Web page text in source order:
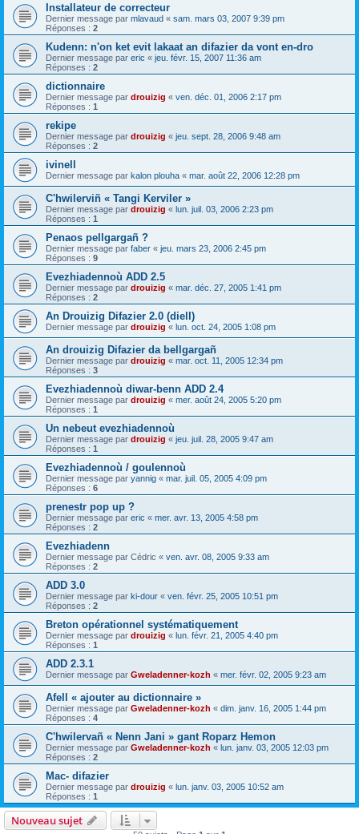
Installateur de correcteur
Dernier message par mlavaud « sam. mars 03, 2007 9:39 pm
Réponses : 2
Kudenn: n'on ket evit lakaat an difazier da vont en-dro
Dernier message par eric « jeu. févr. 15, 2007 11:36 am
Réponses : 2
dictionnaire
Dernier message par drouizig « ven. déc. 01, 2006 2:17 pm
Réponses : 1
rekipe
Dernier message par drouizig « jeu. sept. 28, 2006 9:48 am
Réponses : 2
ivinell
Dernier message par kalon plouha « mar. août 22, 2006 12:28 pm
C'hwilerviñ « Tangi Kerviler »
Dernier message par drouizig « lun. juil. 03, 2006 2:23 pm
Réponses : 1
Penaos pellgargañ ?
Dernier message par faber « jeu. mars 23, 2006 2:45 pm
Réponses : 9
Evezhiadennoù ADD 2.5
Dernier message par drouizig « mar. déc. 27, 2005 1:41 pm
Réponses : 2
An Drouizig Difazier 2.0 (diell)
Dernier message par drouizig « lun. oct. 24, 2005 1:08 pm
An drouizig Difazier da bellgargañ
Dernier message par drouizig « mar. oct. 11, 2005 12:34 pm
Réponses : 3
Evezhiadennoù diwar-benn ADD 2.4
Dernier message par drouizig « mer. août 24, 2005 5:20 pm
Réponses : 1
Un nebeut evezhiadennoù
Dernier message par drouizig « jeu. juil. 28, 2005 9:47 am
Réponses : 1
Evezhiadennoù / goulennoù
Dernier message par yannig « mar. juil. 05, 2005 4:09 pm
Réponses : 6
prenestr pop up ?
Dernier message par eric « mer. avr. 13, 2005 4:58 pm
Réponses : 2
Evezhiadenn
Dernier message par Cédric « ven. avr. 08, 2005 9:33 am
Réponses : 2
ADD 3.0
Dernier message par ki-dour « ven. févr. 25, 2005 10:51 pm
Réponses : 2
Breton opérationnel systématiquement
Dernier message par drouizig « lun. févr. 21, 2005 4:40 pm
Réponses : 1
ADD 2.3.1
Dernier message par Gweladenner-kozh « mer. févr. 02, 2005 9:23 am
Afell « ajouter au dictionnaire »
Dernier message par Gweladenner-kozh « dim. janv. 16, 2005 1:44 pm
Réponses : 4
C'hwilervañ « Nenn Jani » gant Roparz Hemon
Dernier message par Gweladenner-kozh « lun. janv. 03, 2005 12:03 pm
Réponses : 2
Mac- difazier
Dernier message par drouizig « lun. janv. 03, 2005 10:52 am
Réponses : 1
Nouveau sujet